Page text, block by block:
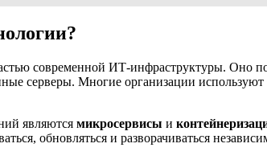
современной ИТ-инфраструктуры. Оно
серверы. Многие организации
являются микросервисы и
обновляться и разворачиваться